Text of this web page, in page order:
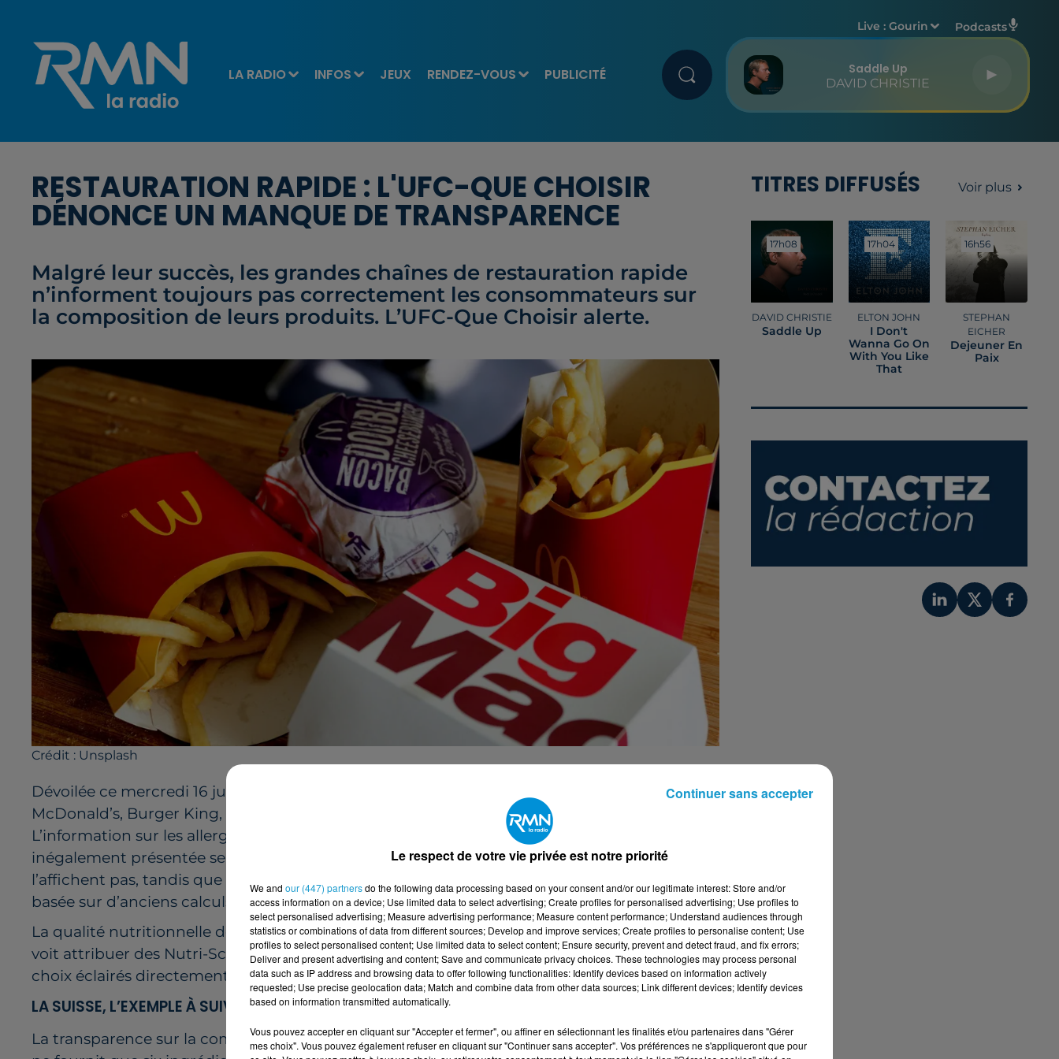
LA RADIO INFOS JEUX RENDEZ-VOUS PUBLICITÉ
Live :Gourin Podcasts
Saddle Up
DAVID CHRISTIE
RESTAURATION RAPIDE : L'UFC-QUE CHOISIR
DÉNONCE UN MANQUE DE TRANSPARENCE
Malgré leur succès, les grandes chaînes de restauration rapide
n’informent toujours pas correctement les consommateurs sur
la composition de leurs produits. L’UFC-Que Choisir alerte.
Crédit : Unsplash
Dévoilée ce mercredi 16 juillet,
McDonald’s, Burger King, KFC et Quick met en lumière de nombreuses carences.
L’information sur les allergènes est incomplète, parfois complexe à consulter et très
inégalement présentée selon les supports. Sur le Nutri-Score, Quick et Burger King ne
l’affichent pas, tandis que McDonald’s et KFC proposent une information partielle, souvent
basée sur d’anciens calculs.
La qualité nutritionnelle des produits est globalement médiocre. Une majorité de menus se
voit attribuer des Nutri-Scores défavorables, et aucun affichage clair ne permet de faire des
choix éclairés directement depuis la carte.
LA SUISSE, L’EXEMPLE À SUIVRE
La transparence sur la composition des produits reste très limitée. En France, McDonald’s
TITRES DIFFUSÉS Voir plus
17h08
17h08
DAVID CHRISTIE
Saddle Up
17h04
17h04
ELTON JOHN
I Don't
Wanna Go On
With You Like
That
16h56
16h56
STEPHAN
EICHER
Dejeuner En
Paix
Le respect de votre vie privée est notre priorité
We and our (447) partnersdo the following data processing based on your consent and/or our legitimate interest: Store and/or
access information on a device; Use limited data to select advertising; Create profiles for personalised advertising; Use profiles to
select personalised advertising; Measure advertising performance; Measure content performance; Understand audiences through
statistics or combinations of data from different sources; Develop and improve services; Create profiles to personalise content; Use
profiles to select personalised content; Use limited data to select content; Ensure security, prevent and detect fraud, and fix errors;
Deliver and present advertising and content; Save and communicate privacy choices. These technologies may process personal
data such as IP address and browsing data to offer following functionalities: Identify devices based on information actively
requested; Use precise geolocation data; Match and combine data from other data sources; Link different devices; Identify devices
based on information transmitted automatically.
Vous pouvez accepter en cliquant sur "Accepter et fermer", ou affiner en sélectionnant les finalités et/ou partenaires dans "Gérer
mes choix". Vous pouvez également refuser en cliquant sur "Continuer sans accepter". Vos préférences ne s'appliqueront que pour
Continuer sans accepter